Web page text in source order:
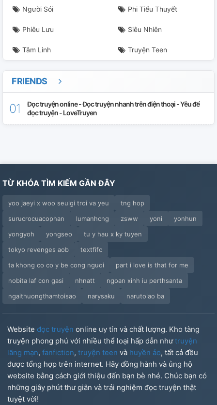
Người Sói Phi Tiểu Thuyết
Phiêu Lưu Siêu Nhiên
Tâm Linh Truyện Teen
FRIENDS
Đọc truyện online - Đọc truyện nhanh trên điện thoại - Yêu để
đọc truyện - LoveTruyen
TỪ KHÓA TÌM KIẾM GẦN ĐÂY
yoo jaeyi x woo seulgi troi va yeu
tng hop
surucrocuacophan
lumanhcng zsww yoni
yonhun
yongyoh
yongseo
tu y hau x ky tuyen
tokyo revenges aob
textfifc
ta khong co co y be cong nguoi
part i love is that for me
nobita laf con gasi
nhnatt
ngoan xinh iu perthsanta
ngaithuongthamtoisao
narysaku narutolao ba
Website đọc truyện online uy tín và chất lượng. Kho tàng
truyện phong phú với nhiều thể loại hấp dẫn nhưtruyện
lãng mạn, fanfiction, truyện teen và huyền ảo, tất cả đều
được tổng hợp trên internet. Hãy đồng hành và ủng hộ
website bằng cách giới thiệu đến bạn bè nhé. Chúc bạn có
những giây phút thư giãn và trải nghiệm đọc truyện thật
tuyệt vời!